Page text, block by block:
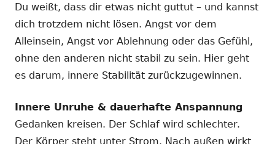
Du weißt, dass dir etwas nicht guttut – und kannst
dich trotzdem nicht lösen. Angst vor dem
Alleinsein, Angst vor Ablehnung oder das Gefühl,
ohne den anderen nicht stabil zu sein. Hier geht
es darum, innere Stabilität zurückzugewinnen.
Innere Unruhe & dauerhafte Anspannung
Gedanken kreisen. Der Schlaf wird schlechter.
Der Körper steht unter Strom. Nach außen wirkt